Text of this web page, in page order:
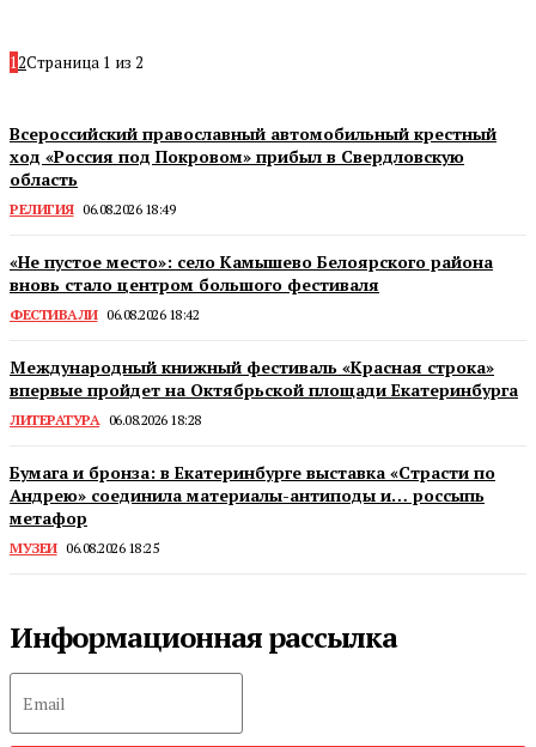
12Страница 1 из 2
Всероссийский православный автомобильный крестный
ход «Россия под Покровом» прибыл в Свердловскую
область
РЕЛИГИЯ 06.08.2026 18:49
«Не пустое место»: село Камышево Белоярского района
вновь стало центром большого фестиваля
ФЕСТИВАЛИ 06.08.2026 18:42
Международный книжный фестиваль «Красная строка»
впервые пройдет на Октябрьской площади Екатеринбурга
ЛИТЕРАТУРА 06.08.2026 18:28
Бумага и бронза: в Екатеринбурге выставка «Страсти по
Андрею» соединила материалы-антиподы и… россыпь
метафор
МУЗЕИ 06.08.2026 18:25
Информационная рассылка